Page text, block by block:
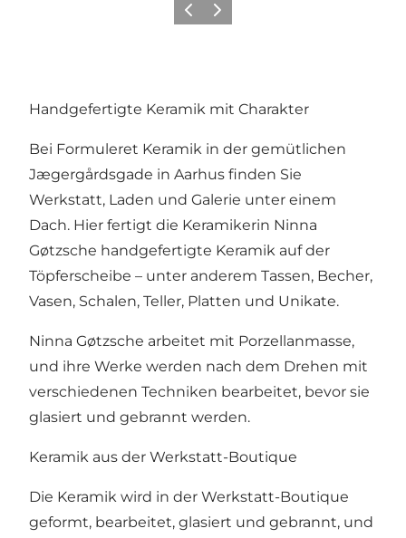
ZurückWeiter
Handgefertigte Keramik mit Charakter
Bei Formuleret Keramik in der gemütlichen
Jægergårdsgade in Aarhus finden Sie
Werkstatt, Laden und Galerie unter einem
Dach. Hier fertigt die Keramikerin Ninna
Gøtzsche handgefertigte Keramik auf der
Töpferscheibe – unter anderem Tassen, Becher,
Vasen, Schalen, Teller, Platten und Unikate.
Ninna Gøtzsche arbeitet mit Porzellanmasse,
und ihre Werke werden nach dem Drehen mit
verschiedenen Techniken bearbeitet, bevor sie
glasiert und gebrannt werden.
Keramik aus der Werkstatt-Boutique
Die Keramik wird in der Werkstatt-Boutique
geformt, bearbeitet, glasiert und gebrannt, und